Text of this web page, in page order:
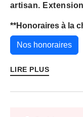
artisan.
places de
L'accès camion/
proximité des
Pour plus
au 06 21 28 33 03.
**Honoraires à la
Nos honoraires
LIRE PLUS